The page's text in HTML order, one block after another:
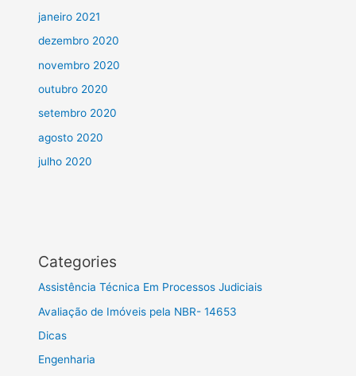
janeiro 2021
dezembro 2020
novembro 2020
outubro 2020
setembro 2020
agosto 2020
julho 2020
Categories
Assistência Técnica Em Processos Judiciais
Avaliação de Imóveis pela NBR- 14653
Dicas
Engenharia